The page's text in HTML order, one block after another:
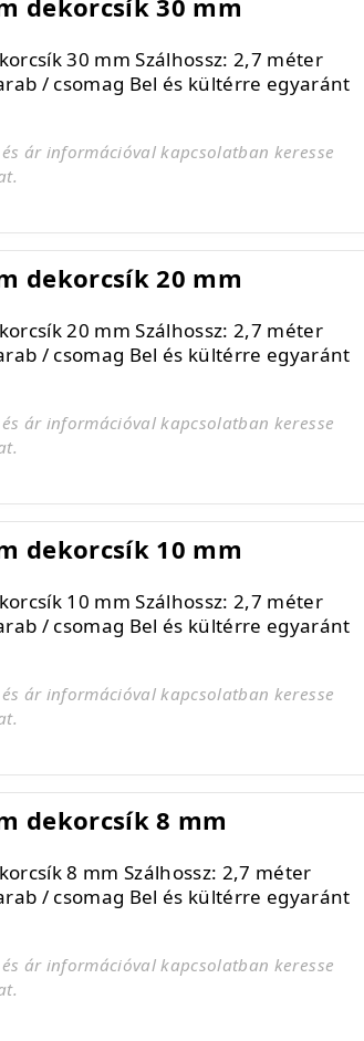
30 mm Szálhossz: 2,7 méter
/ csomag Bel és kültérre egyaránt
ár információval kapcsolatban keresse
dekorcsík 20 mm
20 mm Szálhossz: 2,7 méter
/ csomag Bel és kültérre egyaránt
ár információval kapcsolatban keresse
dekorcsík 10 mm
10 mm Szálhossz: 2,7 méter
/ csomag Bel és kültérre egyaránt
ár információval kapcsolatban keresse
dekorcsík 8 mm
8 mm Szálhossz: 2,7 méter
/ csomag Bel és kültérre egyaránt
ár információval kapcsolatban keresse